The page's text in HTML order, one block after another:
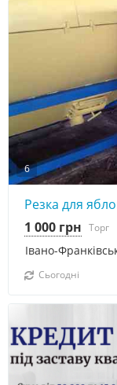
6
Резка для
Івано-
1 000 грн Торг
Сьогодні